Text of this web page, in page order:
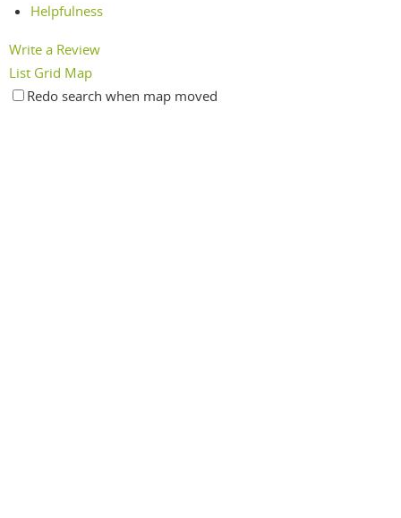
Helpfulness
Write a Review
List Grid Map
Redo search when map moved